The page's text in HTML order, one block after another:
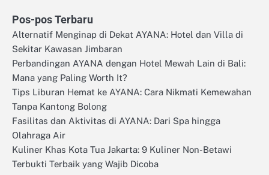
Pos-pos Terbaru
Alternatif Menginap di Dekat AYANA: Hotel dan Villa di
Sekitar Kawasan Jimbaran
Perbandingan AYANA dengan Hotel Mewah Lain di Bali:
Mana yang Paling Worth It?
Tips Liburan Hemat ke AYANA: Cara Nikmati Kemewahan
Tanpa Kantong Bolong
Fasilitas dan Aktivitas di AYANA: Dari Spa hingga
Olahraga Air
Kuliner Khas Kota Tua Jakarta: 9 Kuliner Non-Betawi
Terbukti Terbaik yang Wajib Dicoba